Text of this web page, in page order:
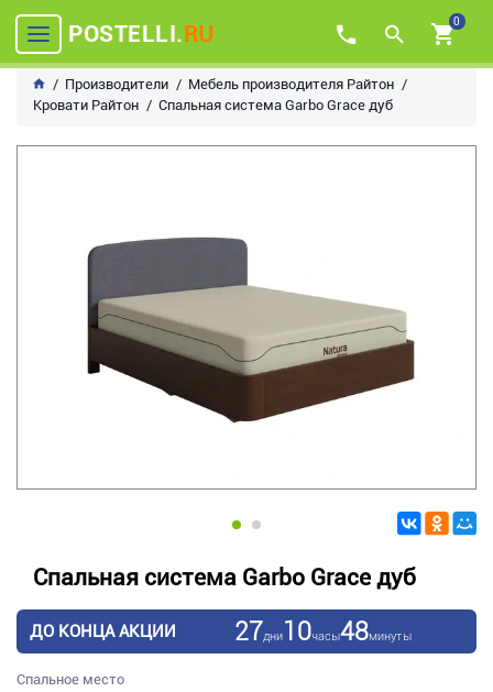
POSTELLI.RU 0
Производители
Мебель производителя Райтон
Кровати Райтон
Спальная система Garbo Grace дуб
Спальная система Garbo Grace дуб
ДО КОНЦА АКЦИИ 27дни10часы48минуты
Спальное место